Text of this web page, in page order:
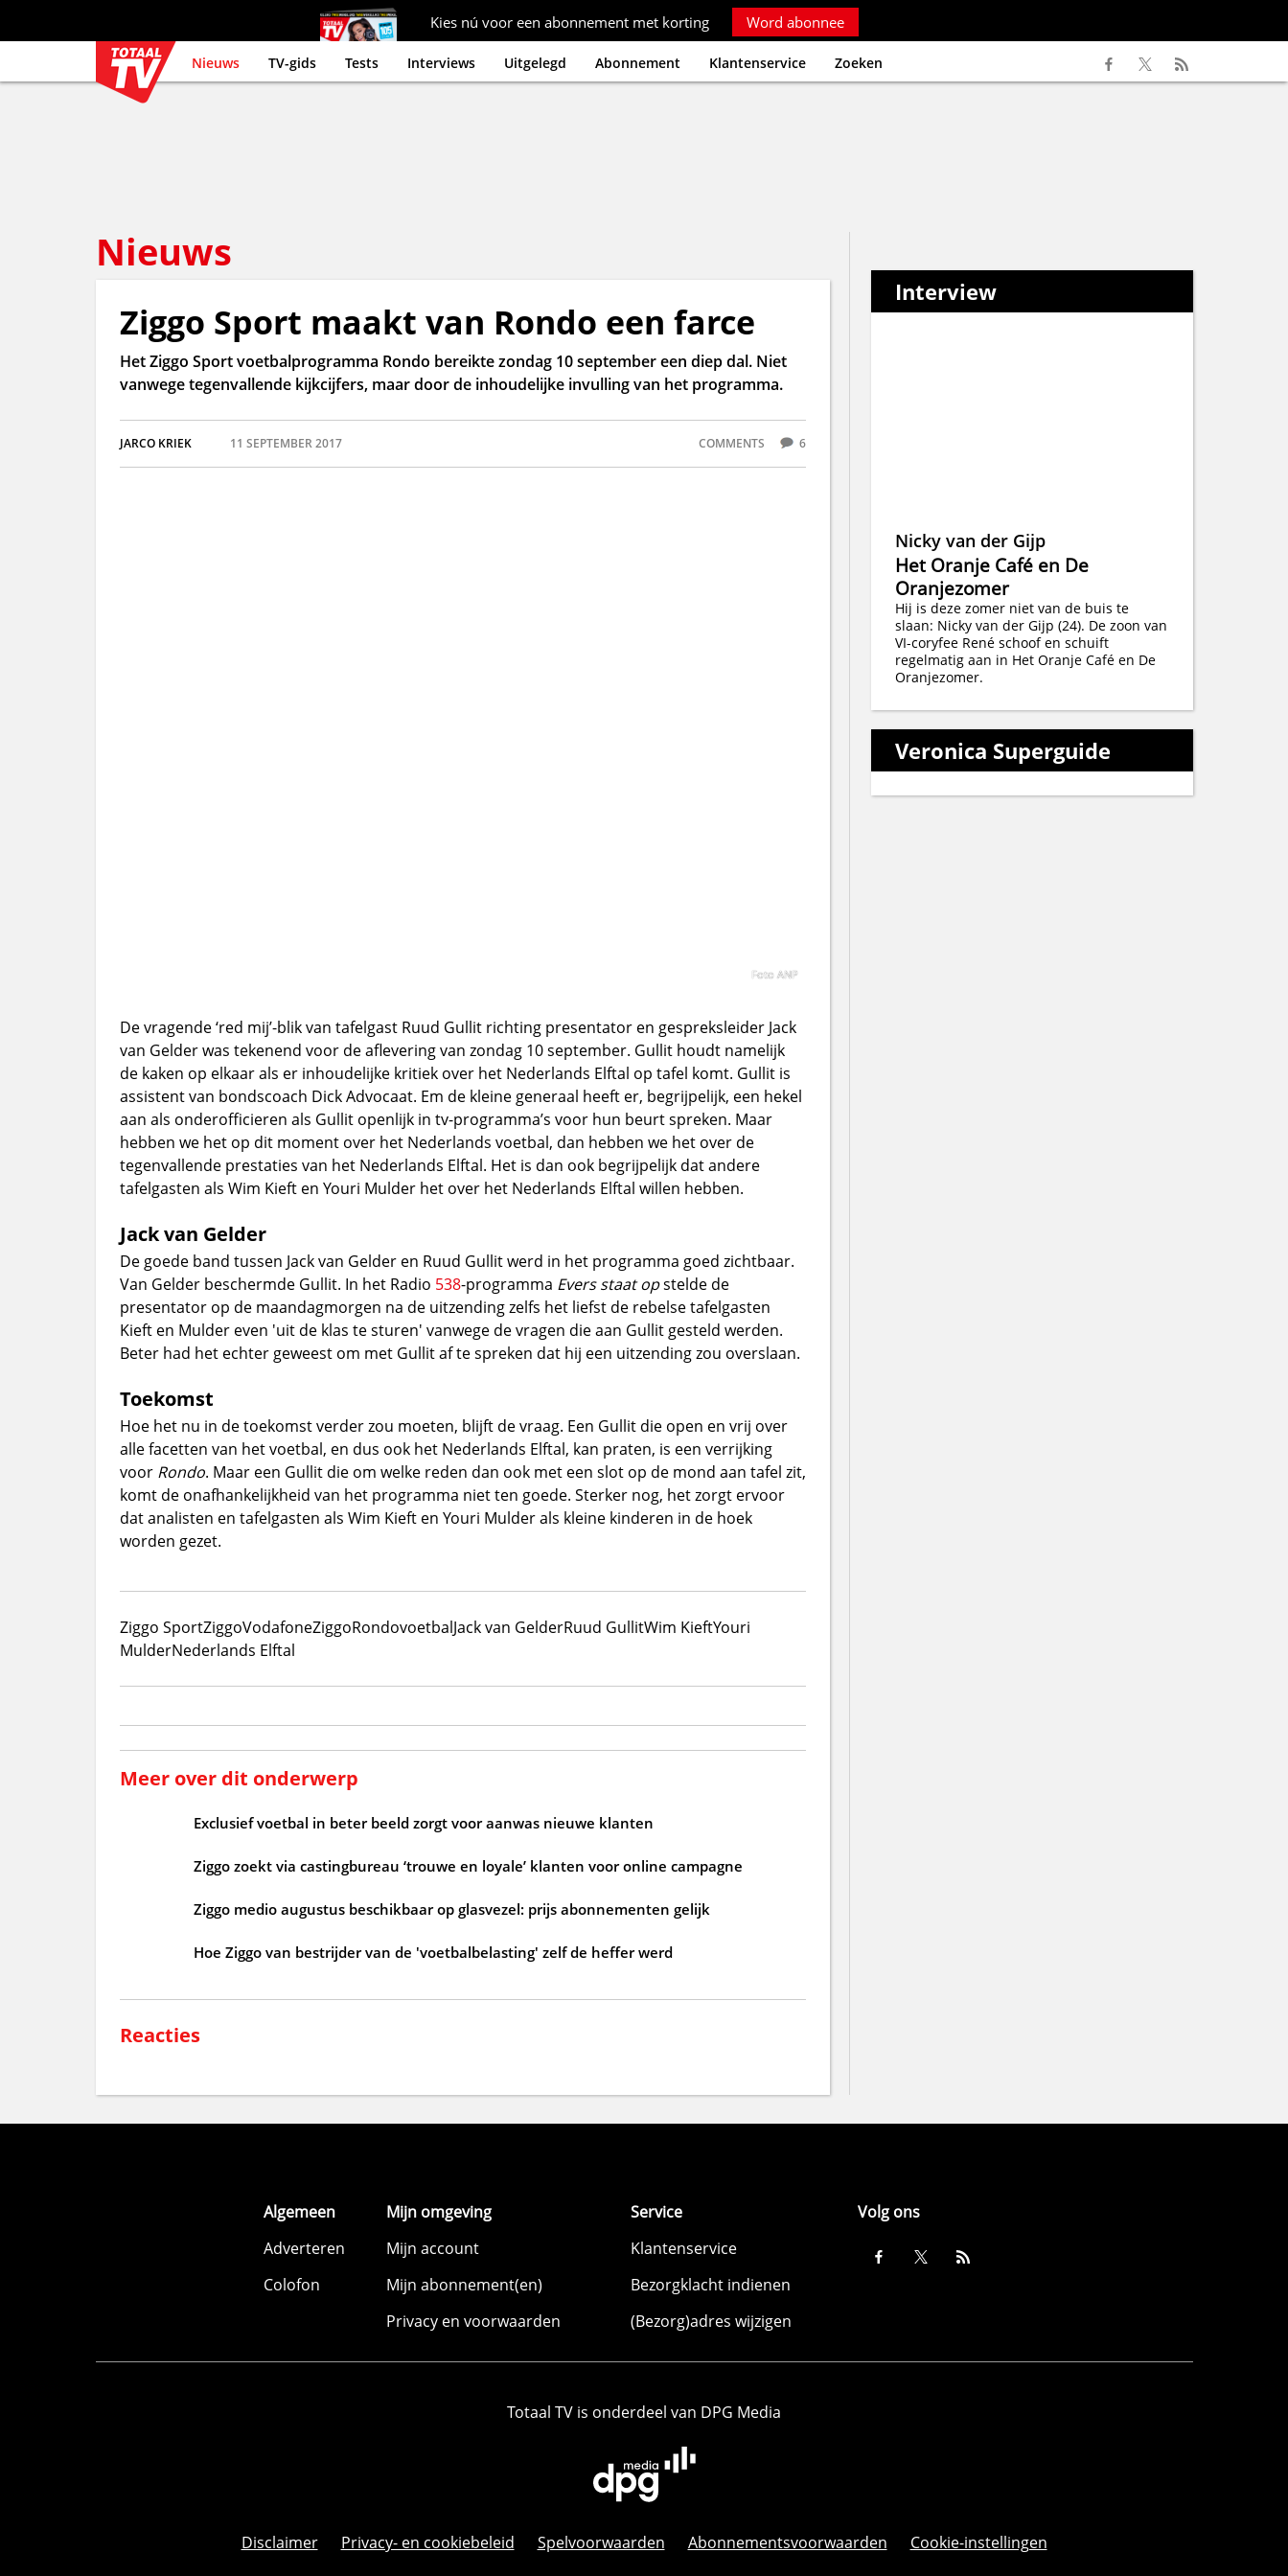
Kies nú voor een abonnement met korting Word abonnee
Nieuws TV-gids Tests Interviews Uitgelegd Abonnement Klantenservice Zoeken
Nieuws
Ziggo Sport maakt van Rondo een farce
Het Ziggo Sport voetbalprogramma Rondo bereikte zondag 10 september een diep dal. Niet
vanwege tegenvallende kijkcijfers, maar door de inhoudelijke invulling van het programma.
JARCO KRIEK 11 SEPTEMBER 2017 COMMENTS 6
Foto ANP
De vragende ‘red mij’-blik van tafelgast Ruud Gullit richting presentator en gespreksleider Jack
van Gelder was tekenend voor de aflevering van zondag 10 september. Gullit houdt namelijk
de kaken op elkaar als er inhoudelijke kritiek over het Nederlands Elftal op tafel komt. Gullit is
assistent van bondscoach Dick Advocaat. Em de kleine generaal heeft er, begrijpelijk, een hekel
aan als onderofficieren als Gullit openlijk in tv-programma’s voor hun beurt spreken. Maar
hebben we het op dit moment over het Nederlands voetbal, dan hebben we het over de
tegenvallende prestaties van het Nederlands Elftal. Het is dan ook begrijpelijk dat andere
tafelgasten als Wim Kieft en Youri Mulder het over het Nederlands Elftal willen hebben.
Jack van Gelder
De goede band tussen Jack van Gelder en Ruud Gullit werd in het programma goed zichtbaar.
Van Gelder beschermde Gullit. In het Radio 538-programma Evers staat opstelde de
presentator op de maandagmorgen na de uitzending zelfs het liefst de rebelse tafelgasten
Kieft en Mulder even 'uit de klas te sturen' vanwege de vragen die aan Gullit gesteld werden.
Beter had het echter geweest om met Gullit af te spreken dat hij een uitzending zou overslaan.
Toekomst
Hoe het nu in de toekomst verder zou moeten, blijft de vraag. Een Gullit die open en vrij over
alle facetten van het voetbal, en dus ook het Nederlands Elftal, kan praten, is een verrijking
voor Rondo. Maar een Gullit die om welke reden dan ook met een slot op de mond aan tafel zit,
komt de onafhankelijkheid van het programma niet ten goede. Sterker nog, het zorgt ervoor
dat analisten en tafelgasten als Wim Kieft en Youri Mulder als kleine kinderen in de hoek
worden gezet.
Ziggo SportZiggoVodafoneZiggoRondovoetbalJack van GelderRuud GullitWim KieftYouri
MulderNederlands Elftal
Meer over dit onderwerp
Exclusief voetbal in beter beeld zorgt voor aanwas nieuwe klanten
Ziggo zoekt via castingbureau ‘trouwe en loyale’ klanten voor online campagne
Ziggo medio augustus beschikbaar op glasvezel: prijs abonnementen gelijk
Hoe Ziggo van bestrijder van de 'voetbalbelasting' zelf de heffer werd
Reacties
Interview
Nicky van der Gijp
Het Oranje Café en De
Oranjezomer
Hij is deze zomer niet van de buis te
slaan: Nicky van der Gijp (24). De zoon van
VI-coryfee René schoof en schuift
regelmatig aan in Het Oranje Café en De
Oranjezomer.
Veronica Superguide
Algemeen
Adverteren
Colofon
Mijn omgeving
Mijn account
Mijn abonnement(en)
Privacy en voorwaarden
Service
Klantenservice
Bezorgklacht indienen
(Bezorg)adres wijzigen
Volg ons
Totaal TV is onderdeel van DPG Media
Disclaimer Privacy- en cookiebeleid Spelvoorwaarden Abonnementsvoorwaarden Cookie-instellingen